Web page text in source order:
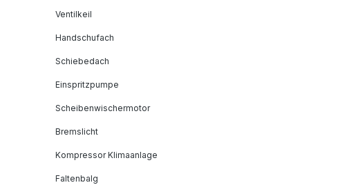
Ventilkeil
Handschufach
Schiebedach
Einspritzpumpe
Scheibenwischermotor
Bremslicht
Kompressor Klimaanlage
Faltenbalg